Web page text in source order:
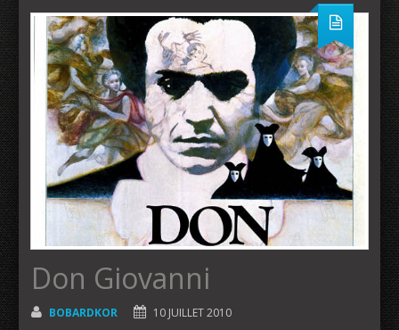
Don Giovanni
BOBARDKOR 10 JUILLET 2010